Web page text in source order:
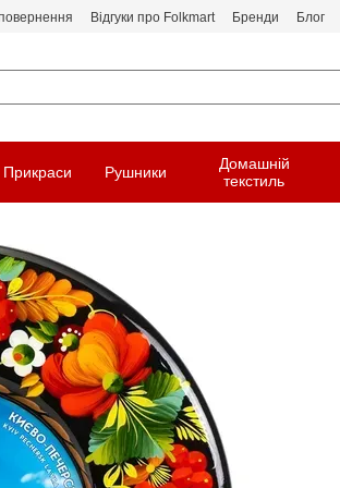
Відгуки про Folkmart Бренди Блог
Прикраси Рушники
Домашній
текстиль